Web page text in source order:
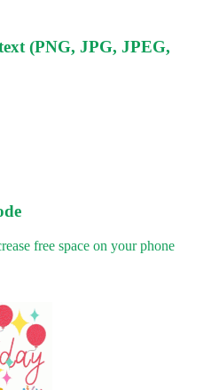
(PNG, JPG, JPEG,
free space on your phone